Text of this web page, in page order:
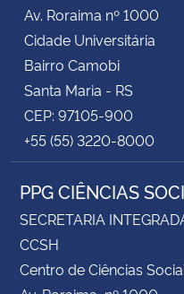
Av. Roraima nº 1000
Cidade Universitária
Bairro Camobi
Santa Maria - RS
CEP: 97105-900
+55 (55) 3220-8000
PPG CIÊNCIAS
SECRETARIA
CCSH
Centro de Ciências